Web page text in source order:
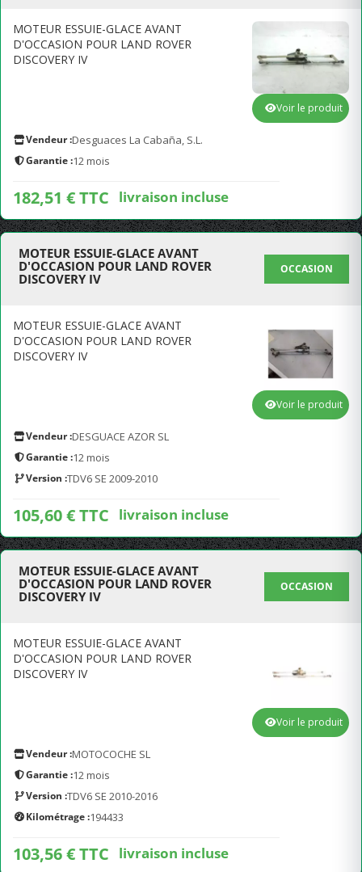
MOTEUR ESSUIE-GLACE AVANT
D'OCCASION POUR LAND ROVER
DISCOVERY IV
Vendeur :Desguaces La Cabaña, S.L.
Garantie :12 mois
182,51 € TTC livraison incluse
Voir le produit
MOTEUR ESSUIE-GLACE AVANT
D'OCCASION POUR LAND ROVER
DISCOVERY IV
OCCASION
MOTEUR ESSUIE-GLACE AVANT
D'OCCASION POUR LAND ROVER
DISCOVERY IV
Vendeur :DESGUACE AZOR SL
Garantie :12 mois
Version :TDV6 SE 2009-2010
105,60 € TTC livraison incluse
Voir le produit
MOTEUR ESSUIE-GLACE AVANT
D'OCCASION POUR LAND ROVER
DISCOVERY IV
OCCASION
MOTEUR ESSUIE-GLACE AVANT
D'OCCASION POUR LAND ROVER
DISCOVERY IV
Vendeur :MOTOCOCHE SL
Garantie :12 mois
Version :TDV6 SE 2010-2016
Kilométrage :194433
103,56 € TTC livraison incluse
Voir le produit